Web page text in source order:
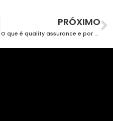
PRÓXIMO
O que é quality assurance e por que você precisa ter na sua empresa